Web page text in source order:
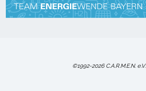
©1992-2026 C.A.R.M.E.N. e.V.